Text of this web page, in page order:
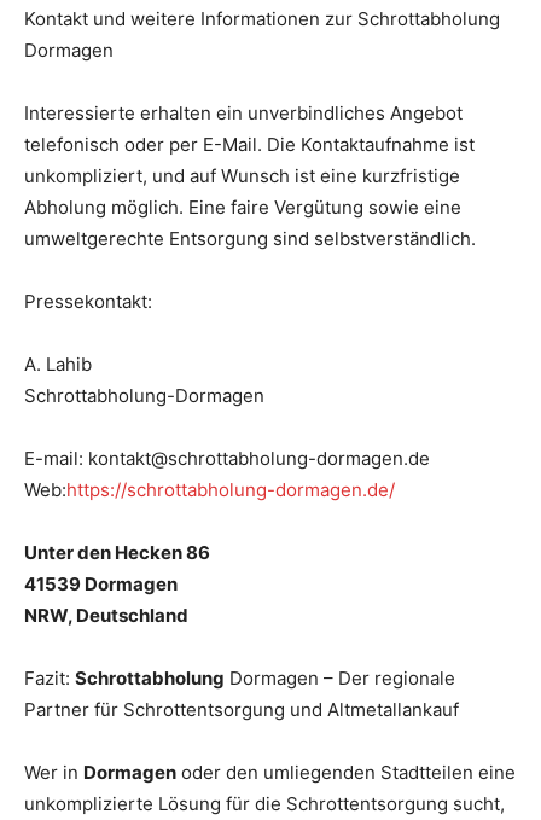
Kontakt und weitere Informationen zur Schrottabholung
Dormagen
Interessierte erhalten ein unverbindliches Angebot
telefonisch oder per E-Mail. Die Kontaktaufnahme ist
unkompliziert, und auf Wunsch ist eine kurzfristige
Abholung möglich. Eine faire Vergütung sowie eine
umweltgerechte Entsorgung sind selbstverständlich.
Pressekontakt:
A. Lahib
Schrottabholung-Dormagen
E-mail: kontakt@schrottabholung-dormagen.de
Web:https://schrottabholung-dormagen.de/
Unter den Hecken 86
41539 Dormagen
NRW, Deutschland
Fazit: Schrottabholung Dormagen – Der regionale
Partner für Schrottentsorgung und Altmetallankauf
Wer in Dormagen oder den umliegenden Stadtteilen eine
unkomplizierte Lösung für die Schrottentsorgung sucht,